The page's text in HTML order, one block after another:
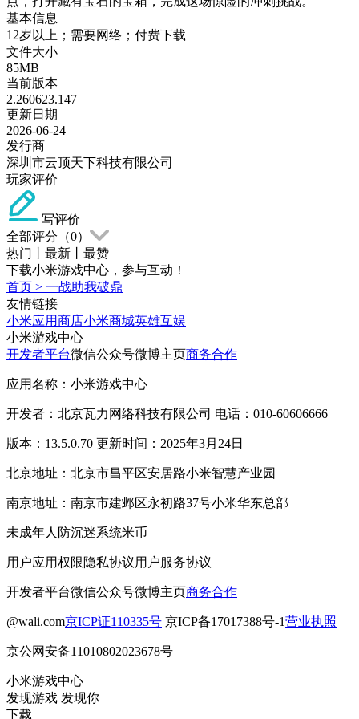
基本信息
12岁以上；需要网络；付费下载
文件大小
85MB
当前版本
2.260623.147
更新日期
2026-06-24
发行商
深圳市云顶天下科技有限公司
玩家评价
写评价
全部评分（0）
热门
最新
最赞
下载小米游戏中心，参与互动！
首页 > 一战助我破鼎
友情链接
小米应用商店小米商城英雄互娱
小米游戏中心
开发者平台微信公众号微博主页商务合作
应用名称：小米游戏中心
开发者：北京瓦力网络科技有限公司 电话：010-60606666
版本：13.5.0.70 更新时间：2025年3月24日
北京地址：北京市昌平区安居路小米智慧产业园
南京地址：南京市建邺区永初路37号小米华东总部
未成年人防沉迷系统米币
用户应用权限隐私协议用户服务协议
开发者平台微信公众号微博主页商务合作
@wali.com京ICP证110335号 京ICP备17017388号-1营业执照
京公网安备11010802023678号
小米游戏中心
发现游戏 发现你
下载